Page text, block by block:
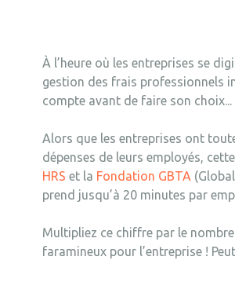
À l’heure où les entreprises se
gestion des frais professionnels
compte avant de faire son choix...
Alors que les entreprises ont
dépenses de leurs employés,
HRS et la Fondation GBTA
prend jusqu’à 20 minutes par
Multipliez ce chiffre par le
faramineux pour l’entreprise !